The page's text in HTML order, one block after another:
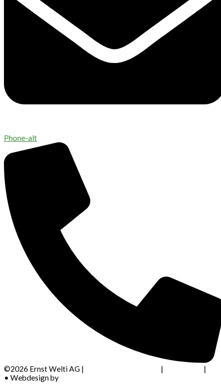
Phone-alt
©2026 Ernst Welti AG | | |
• Webdesign by